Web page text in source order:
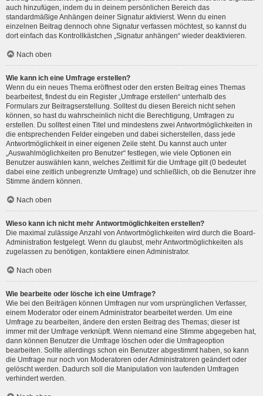
auch hinzufügen, indem du in deinem persönlichen Bereich das
standardmäßige Anhängen deiner Signatur aktivierst. Wenn du einen
einzelnen Beitrag dennoch ohne Signatur verfassen möchtest, so kannst du
dort einfach das Kontrollkästchen „Signatur anhängen“ wieder deaktivieren.
Nach oben
Wie kann ich eine Umfrage erstellen?
Wenn du ein neues Thema eröffnest oder den ersten Beitrag eines Themas
bearbeitest, findest du ein Register „Umfrage erstellen“ unterhalb des
Formulars zur Beitragserstellung. Solltest du diesen Bereich nicht sehen
können, so hast du wahrscheinlich nicht die Berechtigung, Umfragen zu
erstellen. Du solltest einen Titel und mindestens zwei Antwortmöglichkeiten in
die entsprechenden Felder eingeben und dabei sicherstellen, dass jede
Antwortmöglichkeit in einer eigenen Zeile steht. Du kannst auch unter
„Auswahlmöglichkeiten pro Benutzer“ festlegen, wie viele Optionen ein
Benutzer auswählen kann, welches Zeitlimit für die Umfrage gilt (0 bedeutet
dabei eine zeitlich unbegrenzte Umfrage) und schließlich, ob die Benutzer ihre
Stimme ändern können.
Nach oben
Wieso kann ich nicht mehr Antwortmöglichkeiten erstellen?
Die maximal zulässige Anzahl von Antwortmöglichkeiten wird durch die Board-
Administration festgelegt. Wenn du glaubst, mehr Antwortmöglichkeiten als
zugelassen zu benötigen, kontaktiere einen Administrator.
Nach oben
Wie bearbeite oder lösche ich eine Umfrage?
Wie bei den Beiträgen können Umfragen nur vom ursprünglichen Verfasser,
einem Moderator oder einem Administrator bearbeitet werden. Um eine
Umfrage zu bearbeiten, ändere den ersten Beitrag des Themas; dieser ist
immer mit der Umfrage verknüpft. Wenn niemand eine Stimme abgegeben hat,
dann können Benutzer die Umfrage löschen oder die Umfrageoption
bearbeiten. Sollte allerdings schon ein Benutzer abgestimmt haben, so kann
die Umfrage nur noch von Moderatoren oder Administratoren geändert oder
gelöscht werden. Dadurch soll die Manipulation von laufenden Umfragen
verhindert werden.